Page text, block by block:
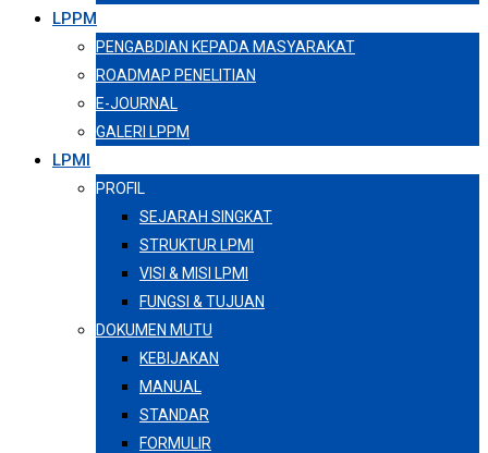
LPPM
PENGABDIAN KEPADA MASYARAKAT
ROADMAP PENELITIAN
E-JOURNAL
GALERI LPPM
LPMI
PROFIL
SEJARAH SINGKAT
STRUKTUR LPMI
VISI & MISI LPMI
FUNGSI & TUJUAN
DOKUMEN MUTU
KEBIJAKAN
MANUAL
STANDAR
FORMULIR